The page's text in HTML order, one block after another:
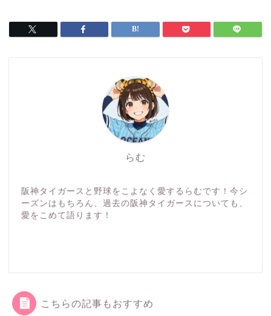
らむ
阪神タイガースと野球をこよなく愛するらむです！今シ
ーズンはもちろん、過去の阪神タイガースについても、
愛をこめて語ります！
こちらの記事もおすすめ